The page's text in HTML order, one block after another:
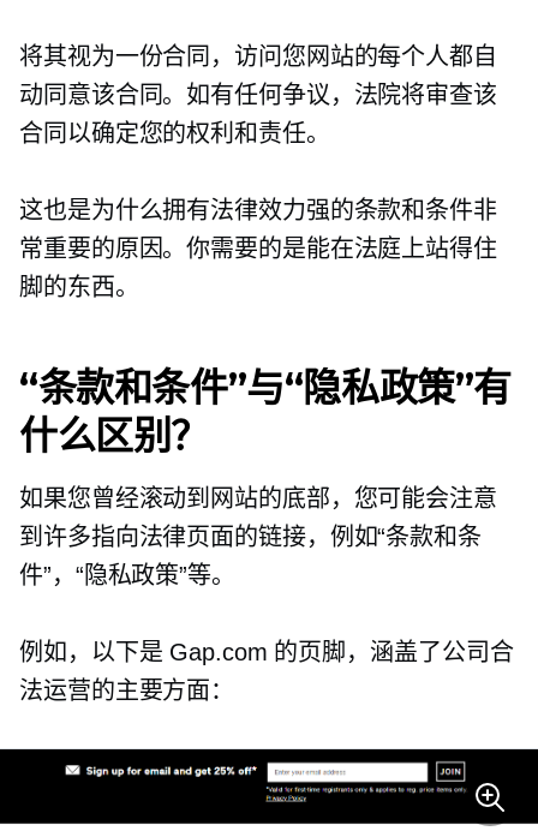
将其视为一份合同，访问您网站的每个人都自
动同意该合同。如有任何争议，法院将审查该
合同以确定您的权利和责任。
这也是为什么拥有法律效力强的条款和条件非
常重要的原因。你需要的是能在法庭上站得住
脚的东西。
“条款和条件”与“隐私政策”有
什么区别？
如果您曾经滚动到网站的底部，您可能会注意
到许多指向法律页面的链接，例如“条款和条
件”，“隐私政策”等。
例如，以下是 Gap.com 的页脚，涵盖了公司合
法运营的主要方面：